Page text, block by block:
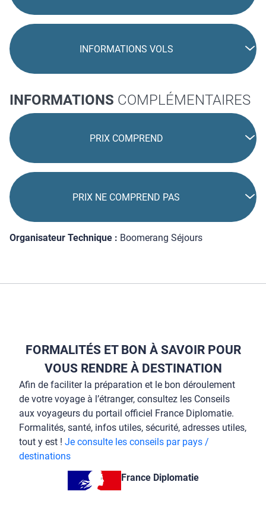
INFORMATIONS VOLS
INFORMATIONS COMPLÉMENTAIRES
PRIX COMPREND
PRIX NE COMPREND PAS
Organisateur Technique : Boomerang Séjours
FORMALITÉS ET BON À SAVOIR POUR
VOUS RENDRE À DESTINATION
Afin de faciliter la préparation et le bon déroulement
de votre voyage à l’étranger, consultez les Conseils
aux voyageurs du portail officiel France Diplomatie.
Formalités, santé, infos utiles, sécurité, adresses utiles,
tout y est ! Je consulte les conseils par pays /
destinations
France Diplomatie